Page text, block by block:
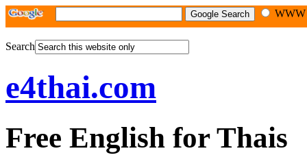
Search
e4thai.com
Free English for Thais